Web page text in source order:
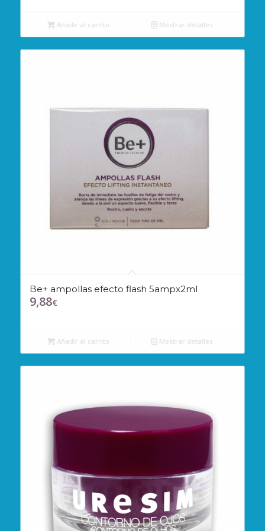
Añadir al carrito Mostrar detalles
Be+ ampollas efecto flash 5ampx2ml
9,88€
Añadir al carrito Mostrar detalles